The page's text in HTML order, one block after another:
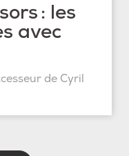
: les
avec
de Cyril